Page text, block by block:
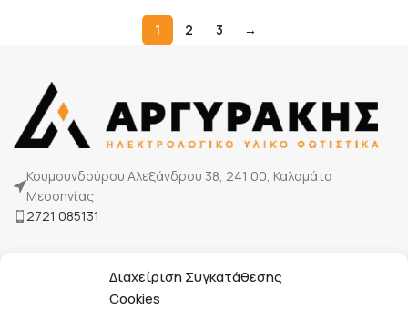
Διαχείριση Συγκατάθεσης
Cookies
1 2 3 →
Κουμουνδούρου Αλεξάνδρου 38, 241 00, Καλαμάτα
Μεσσηνίας
2721 085131
Τρόποι πληρωμής